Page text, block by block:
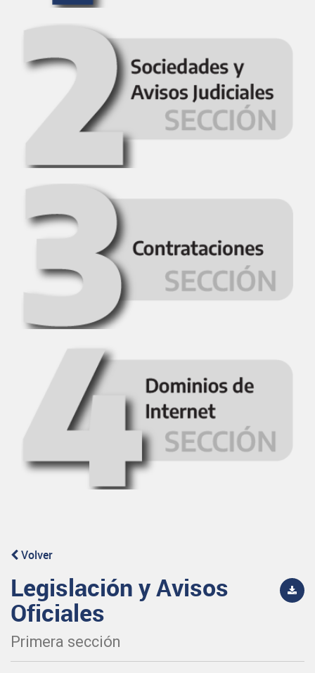
Volver
Legislación y Avisos
Oficiales
Primera sección